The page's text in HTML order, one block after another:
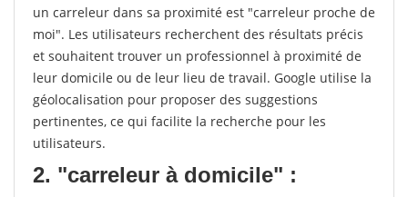
un carreleur dans sa proximité est "carreleur proche de
moi". Les utilisateurs recherchent des résultats précis
et souhaitent trouver un professionnel à proximité de
leur domicile ou de leur lieu de travail. Google utilise la
géolocalisation pour proposer des suggestions
pertinentes, ce qui facilite la recherche pour les
utilisateurs.
2. "carreleur à domicile" :